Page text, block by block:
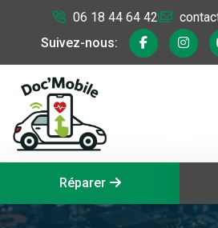
Suivez-nous:
06 18 44 64 42
Réparer